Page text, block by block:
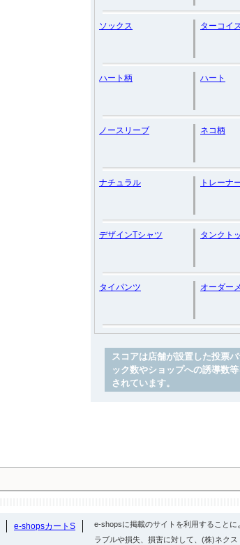
ソックス ターコイ
ハート柄 ハート
ノースリーブ ネコ柄
ナチュラル トレーナ
デザインTシャツ タンクト
タイパンツ オーダー
スコアは店舗が設置した投票バ
ック数やショップへの誘導数
されています。
e-shopsカートS
e-shopsに掲載のサイトを利用することに
ラブルや損失、損害に対して、(株)ネク